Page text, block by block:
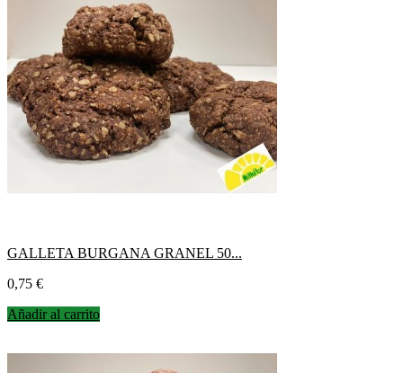
GALLETA BURGANA GRANEL 50...
Precio
0,75 €
Añadir al carrito